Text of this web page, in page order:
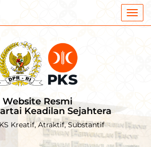
Website Resmi
Keadilan Sejahtera
Kreatif, Atraktif, Substantif